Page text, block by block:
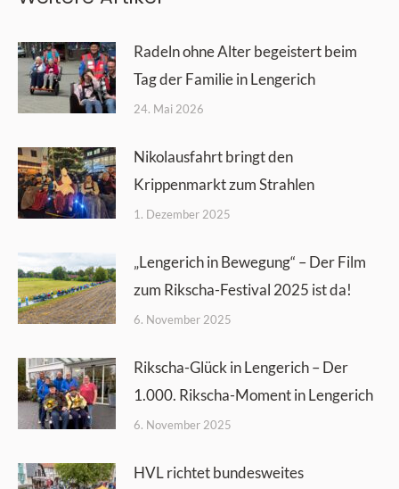
Radeln ohne Alter begeistert beim
Tag der Familie in Lengerich
24. Mai 2026
Nikolausfahrt bringt den
Krippenmarkt zum Strahlen
1. Dezember 2025
„Lengerich in Bewegung“ – Der Film
zum Rikscha-Festival 2025 ist da!
6. November 2025
Rikscha-Glück in Lengerich – Der
1.000. Rikscha-Moment in Lengerich
6. November 2025
HVL richtet bundesweites